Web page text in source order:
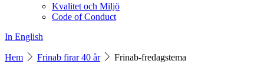
Kvalitet och Miljö
Code of Conduct
In English
Hem Frinab firar 40 år Frinab-fredagstema